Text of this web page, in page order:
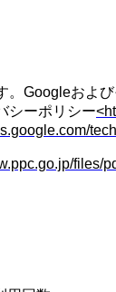
Googleおよ
シーポリシー
files/